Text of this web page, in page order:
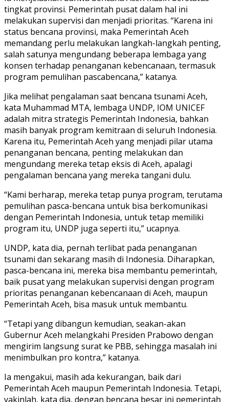
tingkat provinsi. Pemerintah pusat dalam hal ini
melakukan supervisi dan menjadi prioritas. “Karena ini
status bencana provinsi, maka Pemerintah Aceh
memandang perlu melakukan langkah-langkah penting,
salah satunya mengundang beberapa lembaga yang
konsen terhadap penanganan kebencanaan, termasuk
program pemulihan pascabencana,” katanya.
Jika melihat pengalaman saat bencana tsunami Aceh,
kata Muhammad MTA, lembaga UNDP, IOM UNICEF
adalah mitra strategis Pemerintah Indonesia, bahkan
masih banyak program kemitraan di seluruh Indonesia.
Karena itu, Pemerintah Aceh yang menjadi pilar utama
penanganan bencana, penting melakukan dan
mengundang mereka tetap eksis di Aceh, apalagi
pengalaman bencana yang mereka tangani dulu.
“Kami berharap, mereka tetap punya program, terutama
pemulihan pasca-bencana untuk bisa berkomunikasi
dengan Pemerintah Indonesia, untuk tetap memiliki
program itu, UNDP juga seperti itu,” ucapnya.
UNDP, kata dia, pernah terlibat pada penanganan
tsunami dan sekarang masih di Indonesia. Diharapkan,
pasca-bencana ini, mereka bisa membantu pemerintah,
baik pusat yang melakukan supervisi dengan program
prioritas penanganan kebencanaan di Aceh, maupun
Pemerintah Aceh, bisa masuk untuk membantu.
“Tetapi yang dibangun kemudian, seakan-akan
Gubernur Aceh melangkahi Presiden Prabowo dengan
mengirim langsung surat ke PBB, sehingga masalah ini
menimbulkan pro kontra,” katanya.
Ia mengakui, masih ada kekurangan, baik dari
Pemerintah Aceh maupun Pemerintah Indonesia. Tetapi,
yakinlah, kata dia, dengan bencana besar ini pemerintah